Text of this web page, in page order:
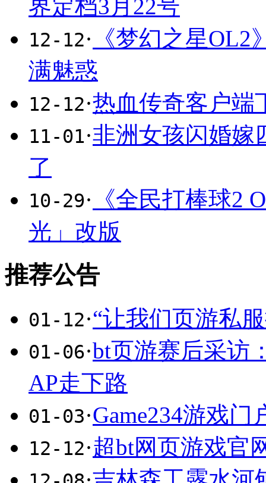
界定档3月22号
12-12· 《梦幻之星
满魅惑
12-12·热血传奇客户端
11-01·非洲女孩闪婚嫁
了
10-29· 《全民打棒球2
光」改版
推荐公告
01-12·“让我们页游私
01-06·bt页游赛后采访
AP走下路
01-03·Game234游戏
12-12·超bt网页游戏官